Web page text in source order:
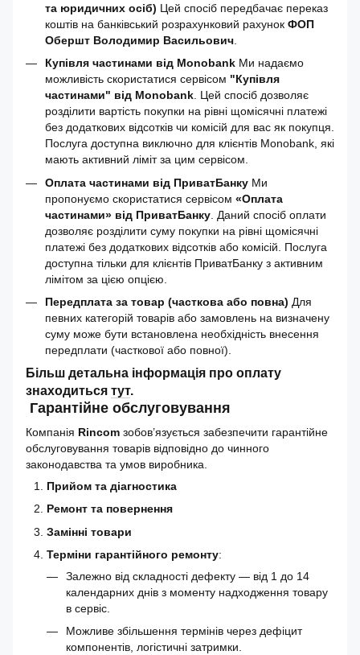
та юридичних осіб) Цей спосіб передбачає переказ
коштів на банківський розрахунковий рахунок ФОП
Обершт Володимир Васильович
Купівля частинами від Monobank Ми надаємо
можливість скористатися сервісом "Купівля
частинами" від Monobank. Цей спосіб дозволяє
розділити вартість покупки на рівні щомісячні платежі
без додаткових відсотків чи комісій для вас як покупця.
Послуга доступна виключно для клієнтів Monobank, які
мають активний ліміт за цим сервісом.
Оплата частинами від ПриватБанку Ми
пропонуємо скористатися сервісом «Оплата
частинами» від ПриватБанку . Даний спосіб оплати
дозволяє розділити суму покупки на рівні щомісячні
платежі без додаткових відсотків або комісій. Послуга
доступна тільки для клієнтів ПриватБанку з активним
лімітом за цією опцією.
Передплата за товар (часткова або повна) Для
певних категорій товарів або замовлень на визначену
суму може бути встановлена необхідність внесення
передплати (часткової або повної).
Більш детальна інформація про оплату
знаходиться тут.
Гарантійне обслуговування
Компанія Rincom зобов’язується забезпечити гарантійне
обслуговування товарів відповідно до чинного
законодавства та умов виробника.
Прийом та діагностика
Ремонт та повернення
Замінні товари
Терміни гарантійного ремонту:
Залежно від складності дефекту — від 1 до 14
календарних днів з моменту надходження товару
в сервіс.
Можливе збільшення термінів через дефіцит
компонентів, логістичні затримки.